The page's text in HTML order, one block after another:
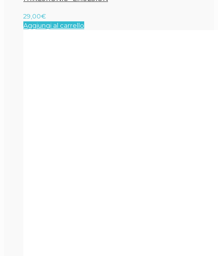
29,00€
Aggiungi al carrello